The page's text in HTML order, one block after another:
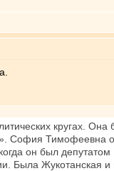
кругах.
София Тимофеевна
он был
Была